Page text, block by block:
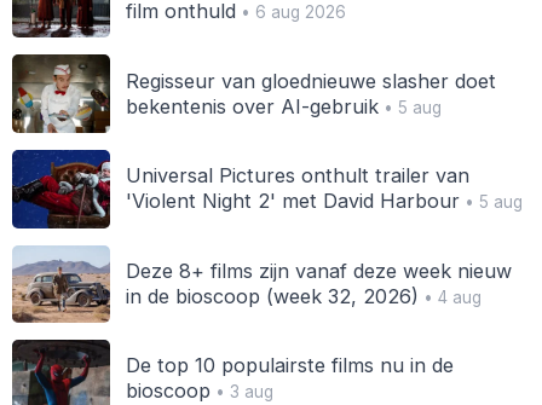
film onthuld • 6 aug 2026
Regisseur van gloednieuwe slasher doet
bekentenis over AI-gebruik• 5 aug
Universal Pictures onthult trailer van
'Violent Night 2' met David Harbour• 5 aug
Deze 8+ films zijn vanaf deze week nieuw
in de bioscoop (week 32, 2026) • 4 aug
De top 10 populairste films nu in de
bioscoop • 3 aug